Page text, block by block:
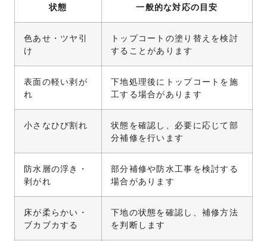
状態 一般的な対応の目安
色あせ・ツヤ引
け
トップコートの塗り替えを検討
することがあります
表面の軽い剥が
れ
下地処理後にトップコートを施
工する場合があります
小さなひび割れ
状態を確認し、必要に応じて部
分補修を行います
防水層の浮き・
剥がれ
部分補修や防水工事を検討する
場合があります
床が柔らかい・
ブカブカする
下地の状態を確認し、補修方法
を判断します